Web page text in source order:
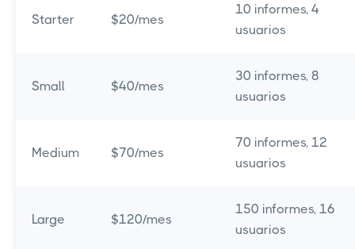
Starter $20/mes
10 informes, 4
usuarios
Small $40/mes
30 informes, 8
usuarios
Medium $70/mes
70 informes, 12
usuarios
Large $120/mes
150 informes, 16
usuarios